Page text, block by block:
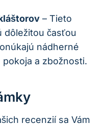
– Tieto
dôležitou časťou
nádherné
a zbožnosti.
recenzií sa Vám